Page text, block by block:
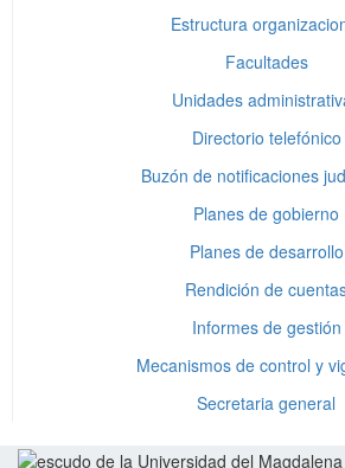
Estructura
Facultades
Unidades
Directorio telefónico
Buzón de notificaciones
Planes de gobierno
Planes de desarrollo
Rendición de
Informes de gestión
Mecanismos de control y
Secretaria general